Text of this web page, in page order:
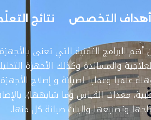
أهداف التخصص نتائج
أهم البرامج التقنية التي تعنى
والمساندة وكذلك الأجهزة
علميا وعمليا لصيانة و إصلاح
معدات القياس وما شابهها)،
وتصنيعها واليات صيانة كل منها.